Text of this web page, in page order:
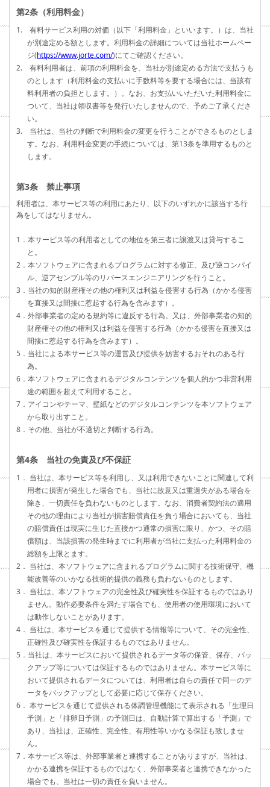
第2条（利用料金）
1. 有料サービス利用の対価（以下「利用料金」といいます。）は、当社
が別途定める額とします。利用料金の詳細については当社ホームペー
ジ(https://www.jorte.com/)にてご確認ください。
2. 有料利用者は、前項の利用料金を、当社が別途定める方法で支払うも
のとします（利用料金の支払いに手数料等を要する場合には、当該有
料利用者の負担とします。）。なお、お支払いいただいた利用料金に
ついて、当社は領収書等を発行いたしませんので、予めご了承くださ
い。
3. 当社は、当社の判断で利用料金の変更を行うことができるものとしま
す。なお、利用料金変更の手続については、第13条を準用するものと
します。
第3条 禁止事項
利用者は、本サービス等の利用にあたり、以下のいずれかに該当する行
為をしてはなりません。
1．本サービス等の利用者としての地位を第三者に譲渡又は貸与するこ
と。
2．本ソフトウェアに含まれるプログラムに対する修正、及び逆コンパイ
ル、逆アセンブル等のリバースエンジニアリングを行うこと。
3．当社の知的財産権その他の権利又は利益を侵害する行為（かかる侵害
を直接又は間接に惹起する行為を含みます）。
4．外部事業者の定める規約等に違反する行為。又は、外部事業者の知的
財産権その他の権利又は利益を侵害する行為（かかる侵害を直接又は
間接に惹起する行為を含みます）。
5．当社による本サービス等の運営及び提供を妨害するおそれのある行
為。
6．本ソフトウェアに含まれるデジタルコンテンツを個人的かつ非営利用
途の範囲を超えて利用すること。
7．アイコンやテーマ、壁紙などのデジタルコンテンツを本ソフトウェア
から取り出すこと。
8．その他、当社が不適切と判断する行為。
第4条 当社の免責及び不保証
1． 当社は、本サービス等を利用し、又は利用できないことに関連して利
用者に損害が発生した場合でも、当社に故意又は重過失がある場合を
除き、一切責任を負わないものとします。なお、消費者契約法の適用
その他の理由により当社が損害賠償責任を負う場合においても、当社
の賠償責任は現実に生じた直接かつ通常の損害に限り、かつ、その賠
償額は、当該損害の発生時までに利用者が当社に支払った利用料金の
総額を上限とます。
2． 当社は、本ソフトウェアに含まれるプログラムに関する技術保守、機
能改善等のいかなる技術的提供の義務も負わないものとします。
3． 当社は、本ソフトウェアの完全性及び確実性を保証するものではあり
ません。動作必要条件を満たす場合でも、使用者の使用環境において
は動作しないことがあります。
4． 当社は、本サービスを通じて提供する情報等について、その完全性、
正確性及び確実性を保証するものではありません。
5．当社は、本サービスにおいて提供されるデータ等の保管、保存、バッ
クアップ等については保証するものではありません。本サービス等に
おいて提供されるデータについては、利用者は自らの責任で同一のデ
ータをバックアップとして必要に応じて保存ください。
6． 本サービスを通じて提供される体調管理機能にて表示される「生理日
予測」と「排卵日予測」の予測日は、自動計算で算出する「予測」で
あり、当社は、正確性、完全性、有用性等いかなる保証も致しませ
ん。
7．本サービス等は、外部事業者と連携することがありますが、当社は、
かかる連携を保証するものではなく、外部事業者と連携できなかった
場合でも、当社は一切の責任を負いません。